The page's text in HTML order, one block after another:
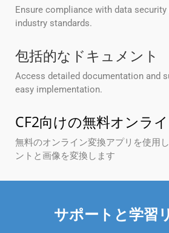
Ensure compliance with data security
industry standards.
包括的なドキュメント
Access detailed documentation and
easy implementation.
CF2向けの無料オンラ
無料のオンライン変換アプリを使用
ントと画像を変換します
サポートと学習